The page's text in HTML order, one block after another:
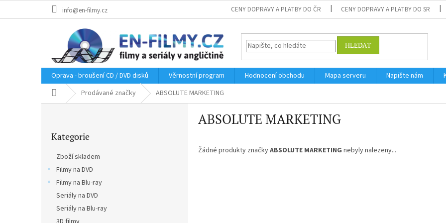
info@en-filmy.cz CENY DOPRAVY A PLATBY DO ČR CENY DOPRAVY A PLATBY DO SR
HLEDAT
Oprava - broušení CD / DVD disků Věrnostní program Hodnocení obchodu Mapa serveru Napište nám
Domů Prodávané značky ABSOLUTE MARKETING
kategorie
Kategorie
Zboží skladem
Filmy na DVD
Filmy na Blu-ray
Seriály na DVD
Seriály na Blu-ray
ABSOLUTE MARKETING
Žádné produkty značkyABSOLUTE MARKETING nebyly nalezeny...